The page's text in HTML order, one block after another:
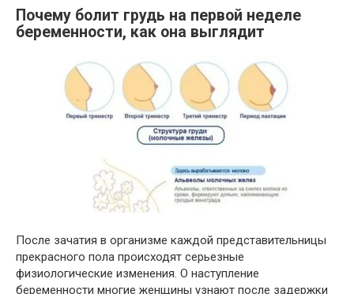
Почему болит грудь на первой неделе
беременности, как она выглядит
После зачатия в организме каждой представительницы
прекрасного пола происходят серьезные
физиологические изменения. О наступление
беременности многие женщины узнают после задержки